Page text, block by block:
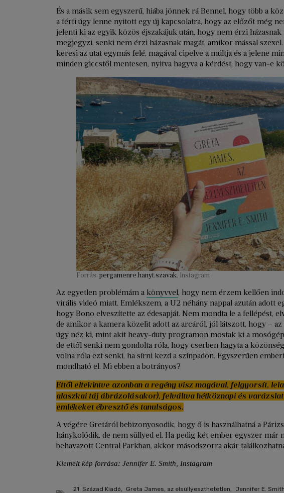
És a másik sem egyszerű, hiába jönnek rá Bennel, hogy több a
a férfi úgy lenne nyitott egy új kapcsolatra, hogy az előzőt még
jelenti ki az egyik közös éjszakájuk után, hogy nem érzi
megjegyzi, senki nem érzi házasnak magát, amikor mással
keresi az utat egymás felé, magával cipelve a múltja és a jelene
minden giccstől mentesen, nyitva hagyva a kérdést, hogy van-e
Forrás: pergamenre.hanyt.szavak, Instagram
Az egyetlen problémám a könyvvel, hogy nem érzem kellően
virális videó miatt. Emlékszem, a U2 néhány nappal azután adott
hogy Bono elveszítette az édesapját. Nem mondta le a fellépést,
de amikor a kamera közelit adott az arcáról, jól látszott, hogy –
úgy néz ki, mint akit heavy-duty programon mostak ki a
de ettől senki nem gondolta róla, hogy cserben hagyta a
volna róla ezt senki, ha sírni kezd a színpadon. Egyszerűen
mondható el. Mi ebben a botrányos?
Ettől eltekintve azonban a regény visz magával, felgyorsít,
alaszkai táj ábrázolásakor), felváltva hétköznapi és
emlékeket ébresztő és tanulságos.
A végére Gretáról bebizonyosodik, hogy ő is használhatná a
hánykolódik, de nem süllyed el. Ha pedig két ember egyszer már
behavazott Central Parkban, akkor másodszorra akár
Kiemelt kép forrása: Jennifer E. Smith, Instagram
21. Század Kiadó Greta James, az elsüllyeszthetetlen Jennifer E. Smith